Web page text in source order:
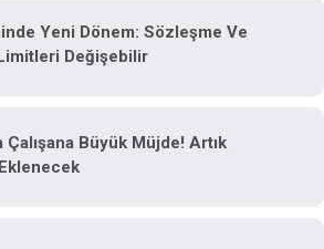
Yeni Dönem: Sözleşme Ve
Değişebilir
Büyük Müjde! Artık